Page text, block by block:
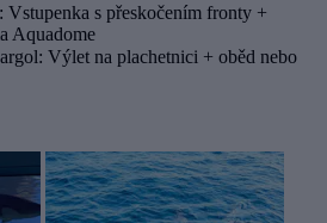
Vstupenka s přeskočením fronty +
Aquadome
Výlet na plachetnici + oběd nebo